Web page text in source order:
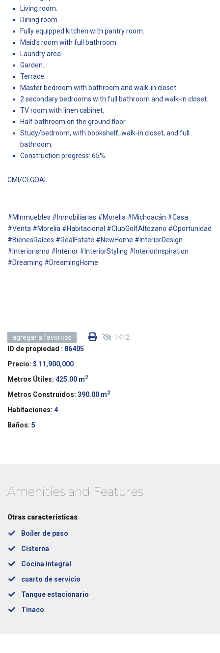
Living room.
Dining room.
Fully equipped kitchen with pantry room.
Maid’s room with full bathroom.
Laundry area.
Garden.
Terrace.
Master bedroom with bathroom and walk-in closet.
2 secondary bedrooms with full bathroom and walk-in closet.
TV room with linen cabinet.
Half bathroom on the ground floor.
Study/bedroom, with bookshelf, walk-in closet, and full
bathroom.
Construction progress: 65%.
CMI/CLGOAL
#MInmuebles #Inmobiliarias #Morelia #Michoacán #Casa
#Venta #Morelia #Habitacional #ClubGolfAltozano #Oportunidad
#BienesRaíces #RealEstate #NewHome #InteriorDesign
#Interiorismo #Interior #InteriorStyling #InteriorInspiration
#Dreaming #DreamingHome
agregar a favoritos 1412
ID de propiedad : 86405
Precio: $ 11,900,000
Metros Útiles: 425.00 m2
Metros Construidos: 390.00 m2
Habitaciones: 4
Baños: 5
Amenities and Features
Otras caracteristicas
Boíler de paso
Cisterna
Cocina integral
cuarto de servicio
Tanque estacionario
Tinaco